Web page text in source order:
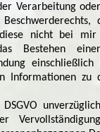
Verarbeitung
nicht bei mir
Bestehen
Informationen zu